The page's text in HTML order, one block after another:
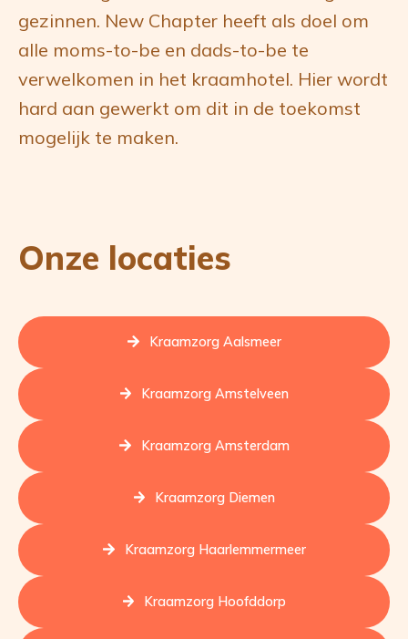
gezinnen. New Chapter heeft als doel om
alle moms-to-be en dads-to-be te
verwelkomen in het kraamhotel. Hier wordt
hard aan gewerkt om dit in de toekomst
mogelijk te maken.
Onze locaties
Kraamzorg Aalsmeer
Kraamzorg Amstelveen
Kraamzorg Amsterdam
Kraamzorg Diemen
Kraamzorg Haarlemmermeer
Kraamzorg Hoofddorp